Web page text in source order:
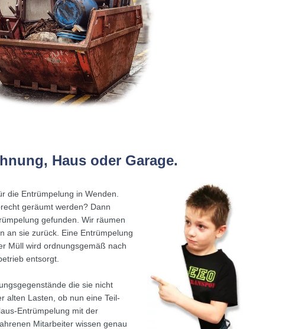
Haus oder Garage.
die Entrümpelung in Wenden.
geräumt werden? Dann
gefunden. Wir räumen
an sie zurück. Eine Entrümpelung
Müll wird ordnungsgemäß nach
entsorgt.
die sie nicht
alten Lasten, ob nun eine Teil-
Entrümpelung mit der
Mitarbeiter wissen genau